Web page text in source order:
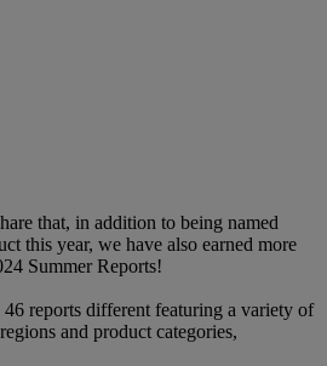
that, in addition to being named
this year, we have also earned more
Summer Reports!
reports different featuring a variety of
and product categories,